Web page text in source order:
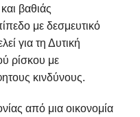
βαθιάς
με δεσμευτικό
για τη Δυτική
ρίσκου με
κινδύνους.
από μια οικονομία